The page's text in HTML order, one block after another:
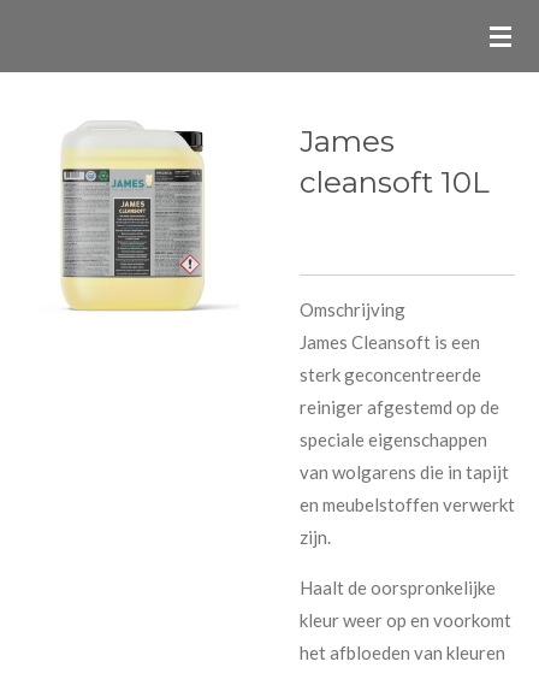
hoofdinhoud
James
cleansoft 10L
Omschrijving
James Cleansoft is een
sterk geconcentreerde
reiniger afgestemd op de
speciale eigenschappen
van wolgarens die in tapijt
en meubelstoffen verwerkt
zijn.
Haalt de oorspronkelijke
kleur weer op en voorkomt
het afbloeden van kleuren